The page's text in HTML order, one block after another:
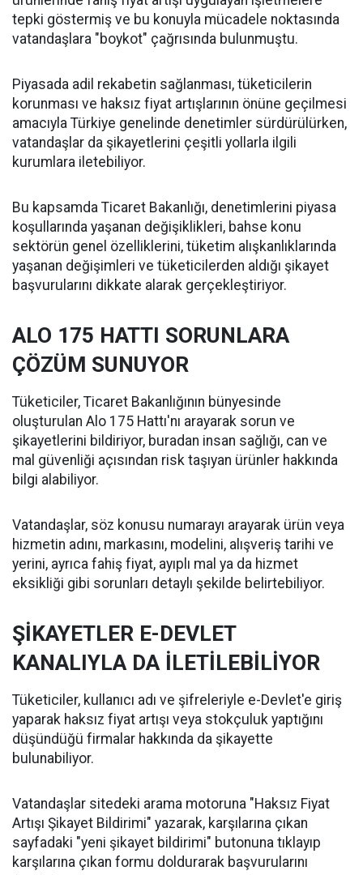
tepki göstermiş ve bu konuyla mücadele noktasında
vatandaşlara "boykot" çağrısında bulunmuştu.
Piyasada adil rekabetin sağlanması, tüketicilerin
korunması ve haksız fiyat artışlarının önüne geçilmesi
amacıyla Türkiye genelinde denetimler sürdürülürken,
vatandaşlar da şikayetlerini çeşitli yollarla ilgili
kurumlara iletebiliyor.
Bu kapsamda Ticaret Bakanlığı, denetimlerini piyasa
koşullarında yaşanan değişiklikleri, bahse konu
sektörün genel özelliklerini, tüketim alışkanlıklarında
yaşanan değişimleri ve tüketicilerden aldığı şikayet
başvurularını dikkate alarak gerçekleştiriyor.
ALO 175 HATTI SORUNLARA
ÇÖZÜM SUNUYOR
Tüketiciler, Ticaret Bakanlığının bünyesinde
oluşturulan Alo 175 Hattı'nı arayarak sorun ve
şikayetlerini bildiriyor, buradan insan sağlığı, can ve
mal güvenliği açısından risk taşıyan ürünler hakkında
bilgi alabiliyor.
Vatandaşlar, söz konusu numarayı arayarak ürün veya
hizmetin adını, markasını, modelini, alışveriş tarihi ve
yerini, ayrıca fahiş fiyat, ayıplı mal ya da hizmet
eksikliği gibi sorunları detaylı şekilde belirtebiliyor.
ŞİKAYETLER E-DEVLET
KANALIYLA DA İLETİLEBİLİYOR
Tüketiciler, kullanıcı adı ve şifreleriyle e-Devlet'e giriş
yaparak haksız fiyat artışı veya stokçuluk yaptığını
düşündüğü firmalar hakkında da şikayette
bulunabiliyor.
Vatandaşlar sitedeki arama motoruna "Haksız Fiyat
Artışı Şikayet Bildirimi" yazarak, karşılarına çıkan
sayfadaki "yeni şikayet bildirimi" butonuna tıklayıp
karşılarına çıkan formu doldurarak başvurularını